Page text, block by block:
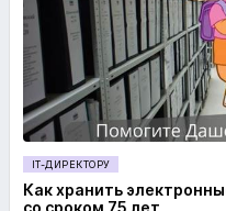
IT-ДИРЕКТОРУ
Как хранить
со сроком 75 лет